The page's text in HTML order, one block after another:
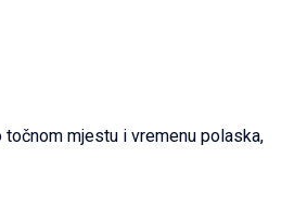
mjestu i vremenu polaska,